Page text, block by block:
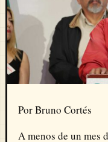
Por Bruno Cortés
A menos de un mes